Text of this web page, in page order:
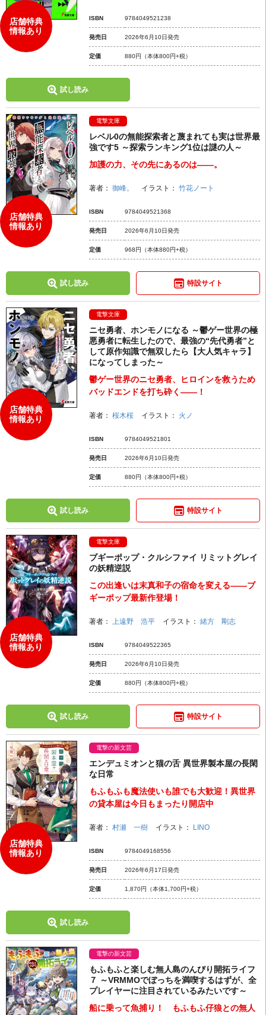
店舗特典
情報あり
ISBN 9784049521238
発売日 2026年6月10日発売
定価 880円 （本体800円+税）
試し読み
店舗特典
情報あり
電撃文庫
レベル0の無能探索者と蔑まれても実は世界最
強です5 ～探索ランキング1位は謎の人～
加護の力、その先にあるのは――。
著者： 御峰。 イラスト： 竹花ノート
ISBN 9784049521368
発売日 2026年6月10日発売
定価 968円 （本体880円+税）
試し読み 特設サイト
店舗特典
情報あり
電撃文庫
ニセ勇者、ホンモノになる ～鬱ゲー世界の極
悪勇者に転生したので、最強の“先代勇者”と
して原作知識で無双したら【大人気キャラ】
になってしまった～
鬱ゲー世界のニセ勇者、ヒロインを救うため
バッドエンドを打ち砕く――！
著者： 桜木桜 イラスト： 火ノ
ISBN 9784049521801
発売日 2026年6月10日発売
定価 880円 （本体800円+税）
試し読み 特設サイト
店舗特典
情報あり
電撃文庫
ブギーポップ・クルシファイ リミットグレイ
の妖精逆説
この出逢いは末真和子の宿命を変える――ブ
ギーポップ最新作登場！
著者： 上遠野 浩平 イラスト： 緒方 剛志
ISBN 9784049522365
発売日 2026年6月10日発売
定価 880円 （本体800円+税）
試し読み 特設サイト
店舗特典
情報あり
電撃の新文芸
エンデュミオンと猫の舌 異世界製本屋の長閑
な日常
もふもふも魔法使いも誰でも大歓迎！異世界
の貸本屋は今日もまったり開店中
著者： 村瀬 一樹 イラスト： LINO
ISBN 9784049168556
発売日 2026年6月17日発売
定価 1,870円 （本体1,700円+税）
試し読み
電撃の新文芸
もふもふと楽しむ無人島のんびり開拓ライフ
７ ～VRMMOでぼっちを満喫するはずが、全
プレイヤーに注目されているみたいです～
船に乗って魚捕り！ もふもふ仔狼との無人